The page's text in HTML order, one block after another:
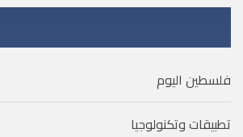
فلسطين اليوم
تطبيقات وتكنولوجيا